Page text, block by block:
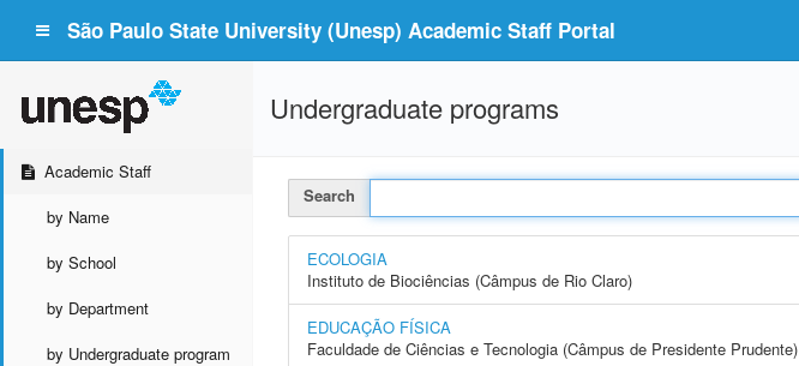
São Paulo State University (Unesp) Academic Staff Portal
Academic Staff
by Name
by School
by Department
by Undergraduate program
Undergraduate programs
Search
ECOLOGIA
Instituto de Biociências (Câmpus de Rio Claro)
EDUCAÇÃO FÍSICA
Faculdade de Ciências e Tecnologia (Câmpus de Presidente Prudente)